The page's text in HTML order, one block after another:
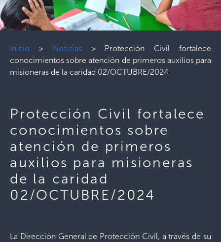
Inicio > Noticias> Protección Civil fortalece
conocimientos sobre atención de primeros auxilios para
misioneras de la caridad 02/OCTUBRE/2024
Protección Civil fortalece
conocimientos sobre
atención de primeros
auxilios para misioneras
de la caridad
02/OCTUBRE/2024
La Dirección General de Protección Civil, a través de su